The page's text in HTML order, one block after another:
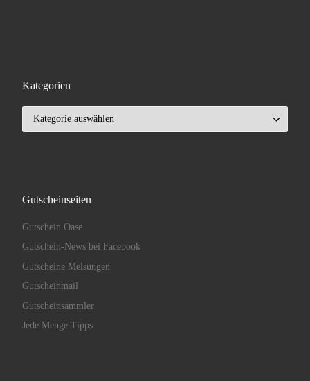
Kategorien
Gutscheinseiten
Gutschein Oase
Gutschein-News bei Facebook
Gutscheine Melsungen
Gutscheinmail
Gutscheinsammler
Jede Menge Tipps